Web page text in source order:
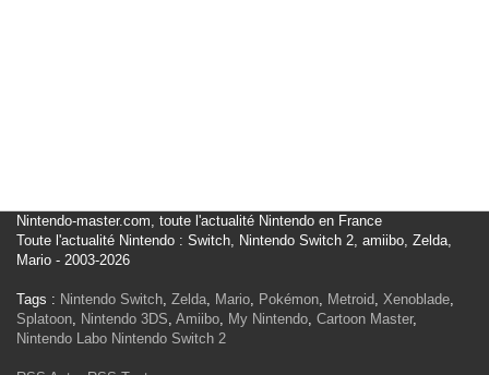
Nintendo-master.com, toute l'actualité Nintendo en France
Toute l'actualité Nintendo : Switch, Nintendo Switch 2, amiibo, Zelda,
Mario - 2003-2026
Tags : Nintendo Switch, Zelda, Mario, Pokémon, Metroid, Xenoblade,
Splatoon, Nintendo 3DS, Amiibo, My Nintendo, Cartoon Master,
Nintendo Labo Nintendo Switch 2